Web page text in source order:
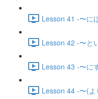
Lesson 41 -〜に
Lesson 42 -〜と
Lesson 43 -〜に
Lesson 44 -〜(